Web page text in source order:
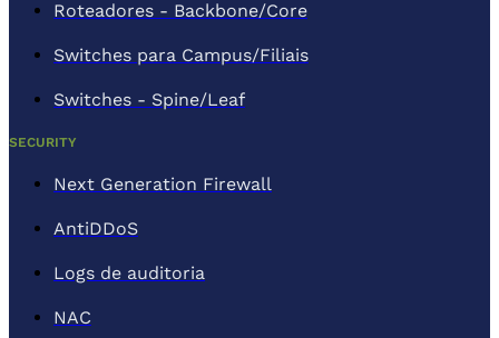
Roteadores - Backbone/Core
Switches para Campus/Filiais
Switches - Spine/Leaf
SECURITY
Next Generation Firewall
AntiDDoS
Logs de auditoria
NAC